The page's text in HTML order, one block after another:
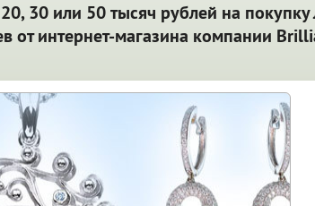
30 или 50 тысяч рублей на
от интернет-магазина компании